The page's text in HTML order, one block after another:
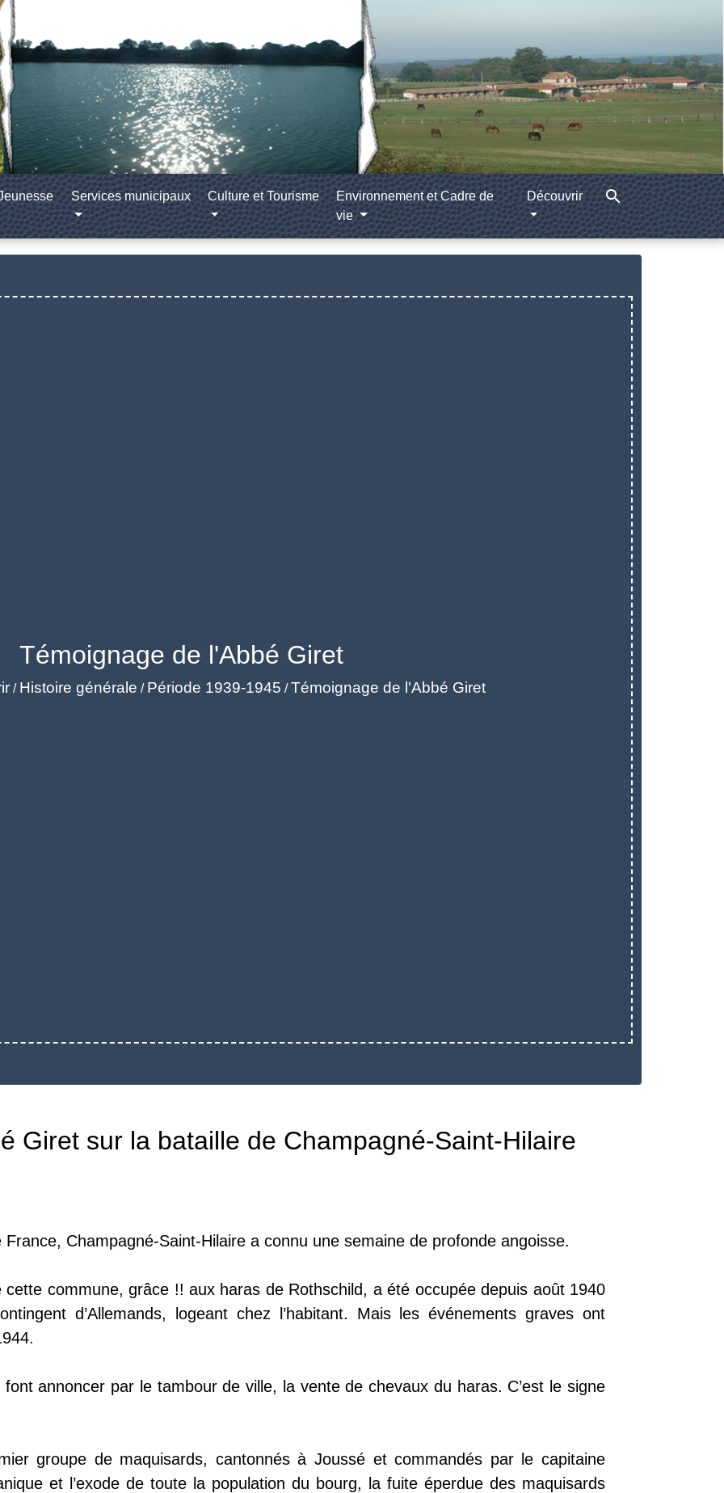
Services municipaux Culture et Tourisme
Environnement et Cadre de
vie
Découvrir search
Témoignage de l'Abbé Giret
/ Histoire générale / Période 1939-1945 / Témoignage de l'Abbé Giret
Giret sur la bataille de Champagné-Saint-Hilaire
France, Champagné-Saint-Hilaire a connu une semaine de profonde angoisse.
commune, grâce !! aux haras de Rothschild, a été occupée depuis août 1940
d’Allemands, logeant chez l’habitant. Mais les événements graves ont
annoncer par le tambour de ville, la vente de chevaux du haras. C’est le signe
groupe de maquisards, cantonnés à Joussé et commandés par le capitaine
et l’exode de toute la population du bourg, la fuite éperdue des maquisards